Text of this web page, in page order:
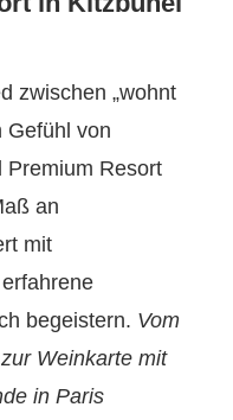
zwischen „wohnt
Gefühl von
Premium Resort
an
mit
begeistern. Vom
Weinkarte mit
in Paris